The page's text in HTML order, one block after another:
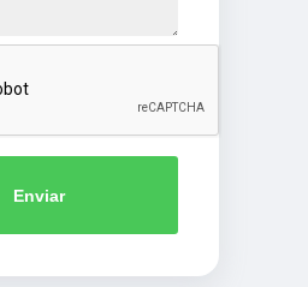
Enviar